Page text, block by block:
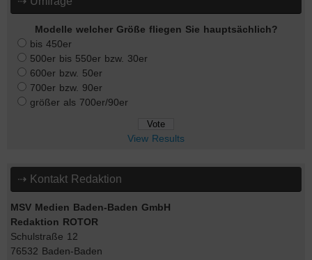
Modelle welcher Größe fliegen Sie hauptsächlich?
bis 450er
500er bis 550er bzw. 30er
600er bzw. 50er
700er bzw. 90er
größer als 700er/90er
View Results
⇢ Kontakt Redaktion
MSV Medien Baden-Baden GmbH
Redaktion ROTOR
Schulstraße 12
76532 Baden-Baden